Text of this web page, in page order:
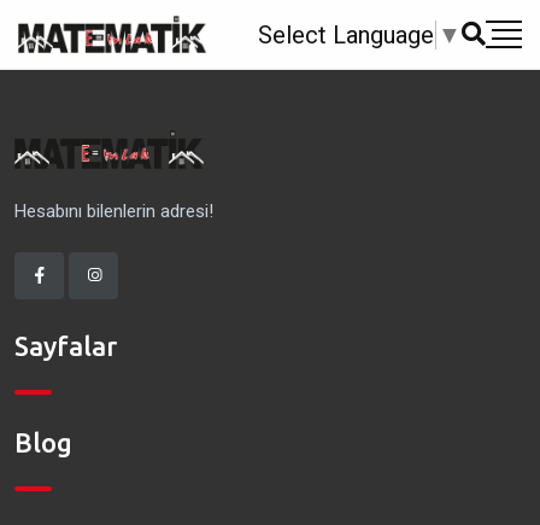
Select Language ▼
Hesabını bilenlerin adresi!
Sayfalar
Blog